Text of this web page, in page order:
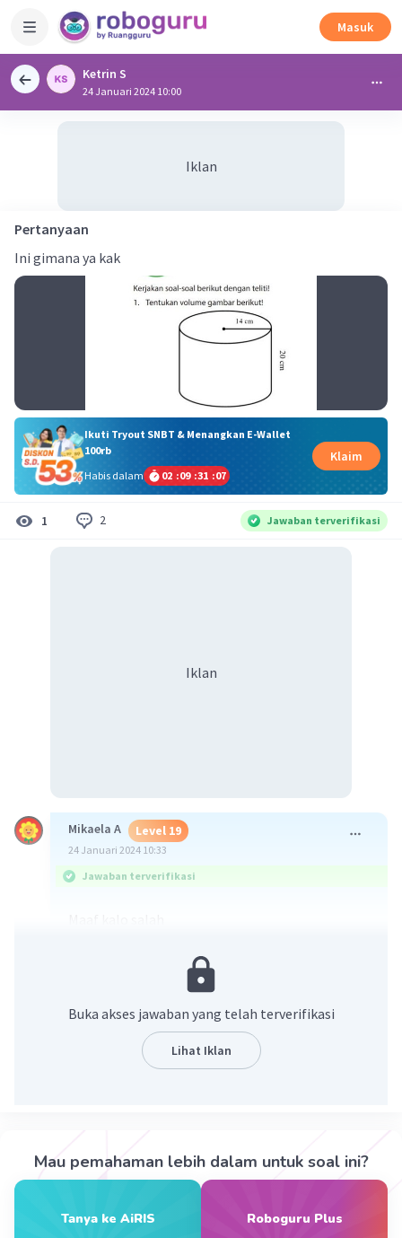
Masuk
Ketrin S
24 Januari 2024 10:00
Iklan
Pertanyaan
Ini gimana ya kak
Ikuti Tryout SNBT & Menangkan E-Wallet
100rb
Habis dalam
02 :09 :31 :06
Klaim
1 2 Jawaban terverifikasi
Iklan
Mikaela A Level 19
24 Januari 2024 10:33
Jawaban terverifikasi
Cut A Level 32
Jawaban terverifikasi
Buka akses jawaban yang telah terverifikasi
Lihat Iklan
Mau pemahaman lebih dalam untuk soal ini?
Tanya ke AiRIS Roboguru Plus